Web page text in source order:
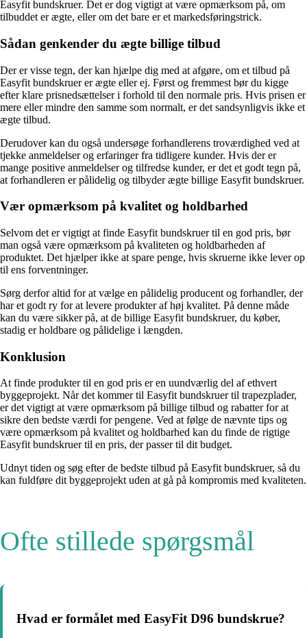
Easyfit bundskruer. Det er dog vigtigt at være opmærksom på, om
tilbuddet er ægte, eller om det bare er et markedsføringstrick.
Sådan genkender du ægte billige tilbud
Der er visse tegn, der kan hjælpe dig med at afgøre, om et tilbud på
Easyfit bundskruer er ægte eller ej. Først og fremmest bør du kigge
efter klare prisnedsættelser i forhold til den normale pris. Hvis prisen er
mere eller mindre den samme som normalt, er det sandsynligvis ikke et
ægte tilbud.
Derudover kan du også undersøge forhandlerens troværdighed ved at
tjekke anmeldelser og erfaringer fra tidligere kunder. Hvis der er
mange positive anmeldelser og tilfredse kunder, er det et godt tegn på,
at forhandleren er pålidelig og tilbyder ægte billige Easyfit bundskruer.
Vær opmærksom på kvalitet og holdbarhed
Selvom det er vigtigt at finde Easyfit bundskruer til en god pris, bør
man også være opmærksom på kvaliteten og holdbarheden af ​​
produktet. Det hjælper ikke at spare penge, hvis skruerne ikke lever op
til ens forventninger.
Sørg derfor altid for at vælge en pålidelig producent og forhandler, der
har et godt ry for at levere produkter af høj kvalitet. På denne måde
kan du være sikker på, at de billige Easyfit bundskruer, du køber,
stadig er holdbare og pålidelige i længden.
Konklusion
At finde produkter til en god pris er en uundværlig del af ethvert
byggeprojekt. Når det kommer til Easyfit bundskruer til trapezplader,
er det vigtigt at være opmærksom på billige tilbud og rabatter for at
sikre den bedste værdi for pengene. Ved at følge de nævnte tips og
være opmærksom på kvalitet og holdbarhed kan du finde de rigtige
Easyfit bundskruer til en pris, der passer til dit budget.
Udnyt tiden og søg efter de bedste tilbud på Easyfit bundskruer, så du
kan fuldføre dit byggeprojekt uden at gå på kompromis med kvaliteten.
Ofte stillede spørgsmål
Hvad er formålet med EasyFit D96 bundskrue?